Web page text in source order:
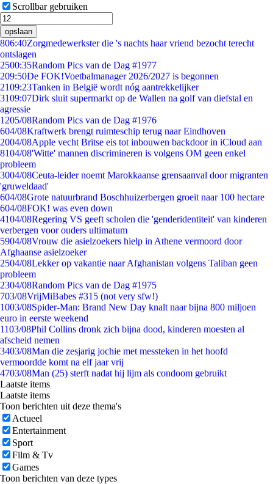
Scrollbar gebruiken
opslaan
806:40Zorgmedewerkster die 's nachts haar vriend bezocht terecht
ontslagen
2500:35Random Pics van de Dag #1977
209:50De FOK!Voetbalmanager 2026/2027 is begonnen
2109:23Tanken in België wordt nóg aantrekkelijker
3109:07Dirk sluit supermarkt op de Wallen na golf van diefstal en
agressie
1205/08Random Pics van de Dag #1976
604/08Kraftwerk brengt ruimteschip terug naar Eindhoven
2004/08Apple vecht Britse eis tot inbouwen backdoor in iCloud aan
8104/08'Witte' mannen discrimineren is volgens OM geen enkel
probleem
3004/08Ceuta-leider noemt Marokkaanse grensaanval door migranten
'gruweldaad'
604/08Grote natuurbrand Boschhuizerbergen groeit naar 100 hectare
604/08FOK! was even down
4104/08Regering VS geeft scholen die 'genderidentiteit' van kinderen
verbergen voor ouders ultimatum
5904/08Vrouw die asielzoekers hielp in Athene vermoord door
Afghaanse asielzoeker
2504/08Lekker op vakantie naar Afghanistan volgens Taliban geen
probleem
2304/08Random Pics van de Dag #1975
703/08VrijMiBabes #315 (not very sfw!)
1003/08Spider-Man: Brand New Day knalt naar bijna 800 miljoen
euro in eerste weekend
1103/08Phil Collins dronk zich bijna dood, kinderen moesten al
afscheid nemen
3403/08Man die zesjarig jochie met messteken in het hoofd
vermoordde komt na elf jaar vrij
4703/08Man (25) sterft nadat hij lijm als condoom gebruikt
Laatste items
Laatste items
Toon berichten uit deze thema's
Actueel
Entertainment
Sport
Film & Tv
Games
Toon berichten van deze types